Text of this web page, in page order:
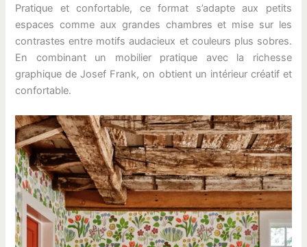
Pratique et confortable, ce format s’adapte aux petits
espaces comme aux grandes chambres et mise sur les
contrastes entre motifs audacieux et couleurs plus sobres.
En combinant un mobilier pratique avec la richesse
graphique de Josef Frank, on obtient un intérieur créatif et
confortable.